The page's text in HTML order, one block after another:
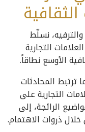
نسلّط
التجارية
الأوسع نطاقاً.
ترتبط المحادثات
التجارية على
الرائجة، إلى
ذروات الاهتمام.